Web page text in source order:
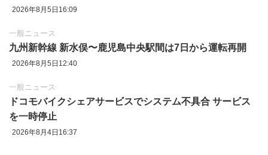
2026年8月5日16:09
一般ニュース
九州新幹線 新水俣〜鹿児島中央駅間は7日から運転再開
2026年8月5日12:40
一般ニュース
ドコモバイクシェアサービスでシステム不具合 サービス
を一時停止
2026年8月4日16:37